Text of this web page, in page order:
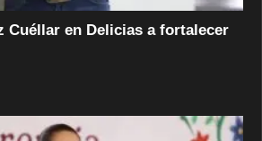
Cuéllar en Delicias a fortalecer